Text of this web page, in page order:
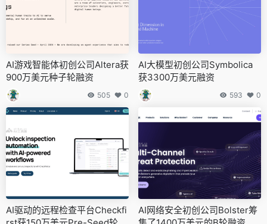
AI游戏智能体初创公司Altera获
900万美元种子轮融资
505 0
AI大模型初创公司Symbolica
获3300万美元融资
593 0
AI驱动的远程检查平台Checkfi
AI网络安全初创公司Bolster筹